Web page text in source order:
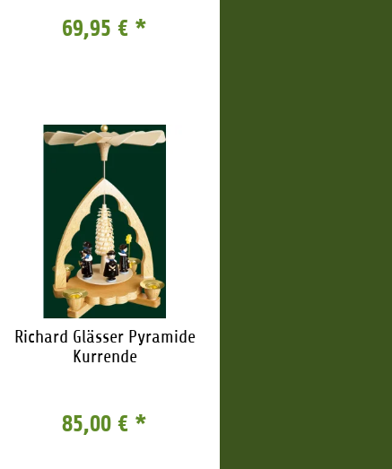
69,95 € *
Richard Glässer Pyramide
Kurrende
85,00 € *